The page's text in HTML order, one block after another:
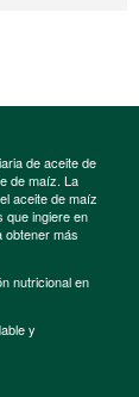
de aceite de
de maíz. La
aceite de maíz
que ingiere en
obtener más
nutricional en
y